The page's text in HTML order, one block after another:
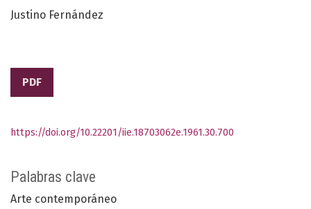
Justino Fernández
PDF
Palabras clave
Arte contemporáneo
https://doi.org/10.22201/iie.18703062e.1961.30.700